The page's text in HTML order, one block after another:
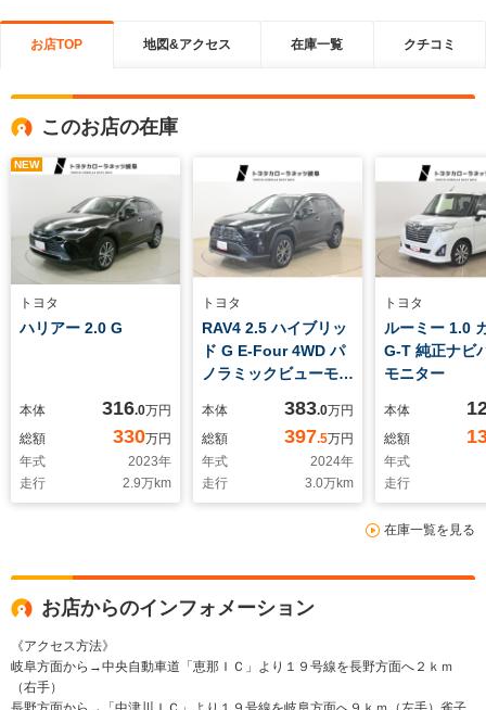
お店TOP 地図&アクセス 在庫一覧 クチコミ
このお店の在庫
NEW
トヨタ
ハリアー 2.0 G
本体 316.0万円
総額
330万円
年式
2023年
走行
2.9万km
トヨタ
RAV4 2.5 ハイブリッ
ド G E-Four 4WD パ
ノラミックビューモニ
本体 383.0万円
総額
397.5万円
年式
2024年
走行
3.0万km
トヨタ
ルーミー 1.0
G-T 純正ナビ
モニター
本体
総額
年式
走行
在庫一覧を見る
お店からのインフォメーション
《アクセス方法》
岐阜方面から→中央自動車道「恵那ＩＣ」より１９号線を長野方面へ２ｋｍ
（右手）